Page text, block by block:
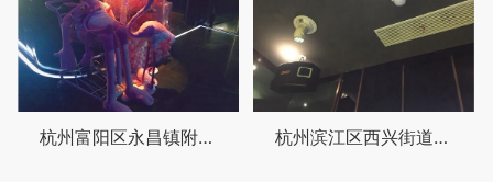
杭州富阳区永昌镇附近夜场招聘女服务员,无中介费的 杭州滨江区西兴街道附近酒吧招聘包厢管家,还有哪些职位